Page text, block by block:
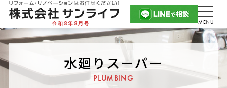
令和8年8月号
水廻りスーパー
PLUMBING